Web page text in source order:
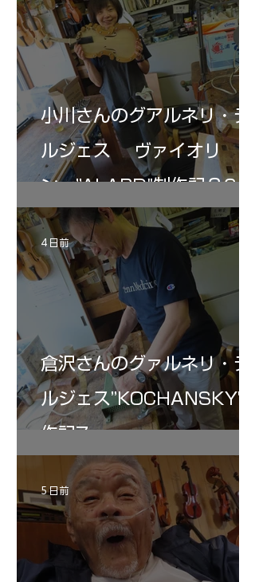
の小川さんの笑顔が満開となる・・。いよい
よ来週からニス塗りか？
小川さんのグアルネリ・デ
ルジェス ヴァイオリ
ン ”ALARD"制作記３6
倉沢さんのグァルネリ・デ
ルジェス”KOCHANSKY"制
作記7
4 日前
5 日前